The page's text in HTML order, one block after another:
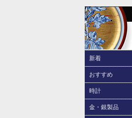
新着
おすすめ
時計
金・銀製品